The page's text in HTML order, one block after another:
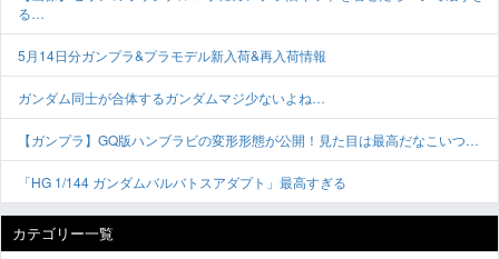
る…
5月14日分ガンプラ&プラモデル新入荷&再入荷情報
ガンダム同士が合体するガンダムマジ少ないよね…
【ガンプラ】GQ版ハンブラビの変形形態が公開！見た目は最高だなこいつ…
「HG 1/144 ガンダムバルバトスアダプト」最高すぎる
カテゴリー一覧